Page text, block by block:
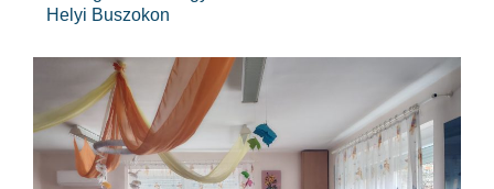
Helyi Buszokon